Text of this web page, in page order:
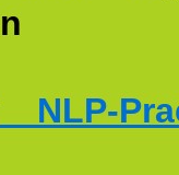
NLP-